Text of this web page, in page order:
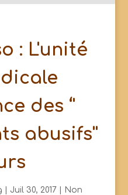
: L'unité
des ‘'
abusifs''
Juil 30, 2017
Non